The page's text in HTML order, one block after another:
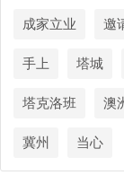
成家立业 邀
手上 塔城
塔克洛班 澳
冀州 当心